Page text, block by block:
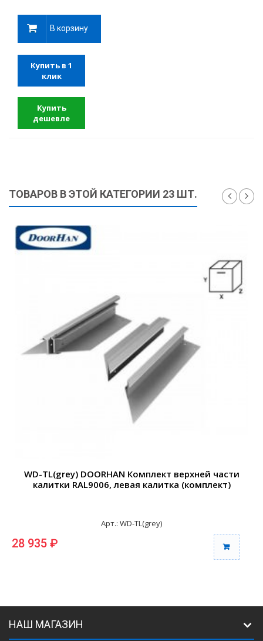
В корзину
Купить в 1
клик
Купить
дешевле
ТОВАРОВ В ЭТОЙ КАТЕГОРИИ 23 ШТ.
WD-TL(grey) DOORHAN Комплект верхней части
калитки RAL9006, левая калитка (комплект)
Арт.: WD-TL(grey)
28 935 ₽
НАШ МАГАЗИН